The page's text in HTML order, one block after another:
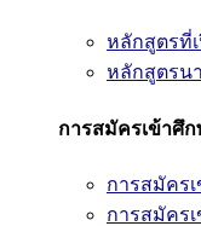
หลักสูตรที่
หลักสูตรน
การสมัครเข้าศึก
การสมัคร
การสมัคร